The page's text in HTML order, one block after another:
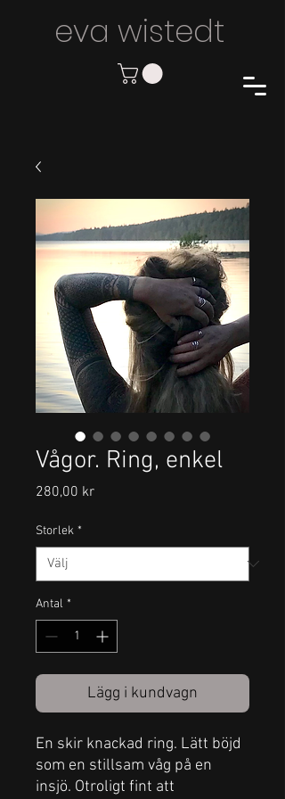
eva wistedt
Vågor. Ring, enkel
280,00 krPris
Storlek *
Antal *
Lägg i kundvagn
En skir knackad ring. Lätt böjd
som en stillsam våg på en
insjö. Otroligt fint att